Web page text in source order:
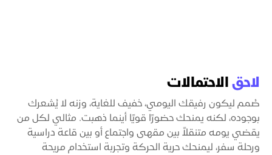
لاحقالاحتمالات
صُمم ليكون رفيقك اليومي، خفيف للغاية، وزنه لا يُشعرك
بوجوده، لكنه يمنحك حضورًا قويًا أينما ذهبت. مثالي لكل من
يقضي يومه متنقلاً بين مقهى واجتماع أو بين قاعة دراسية
ورحلة سفر، ليمنحك حرية الحركة وتجربة استخدام مريحة